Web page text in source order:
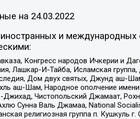
на 24.03.2022
и международных
Конгресс народов Ичкерии и
Лашкар-И-Тайба, Исламская
Дом двух святых, Джунд аш-
аш-Шам, Народное ополчение
Чистопольский Джамаат,
Сунна Валь Джамаа, National
религиозная группа п. Кушкуль